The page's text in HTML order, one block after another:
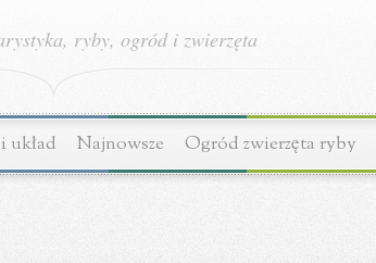
ryby, ogród i zwierzęta
układ Najnowsze Ogród zwierzęta ryby